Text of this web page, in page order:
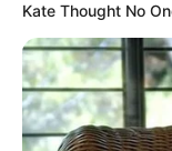
Kate Thought No